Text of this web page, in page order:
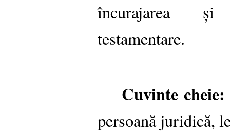
încurajarea și
testamentare.
Cuvinte cheie:
persoană juridică,